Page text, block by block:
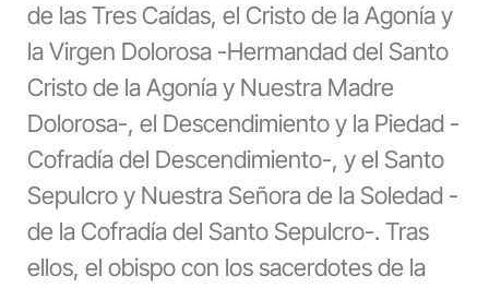
de las Tres Caídas, el Cristo de la Agonía y
la Virgen Dolorosa -Hermandad del Santo
Cristo de la Agonía y Nuestra Madre
Dolorosa-, el Descendimiento y la Piedad -
Cofradía del Descendimiento-, y el Santo
Sepulcro y Nuestra Señora de la Soledad -
de la Cofradía del Santo Sepulcro-. Tras
ellos, el obispo con los sacerdotes de la